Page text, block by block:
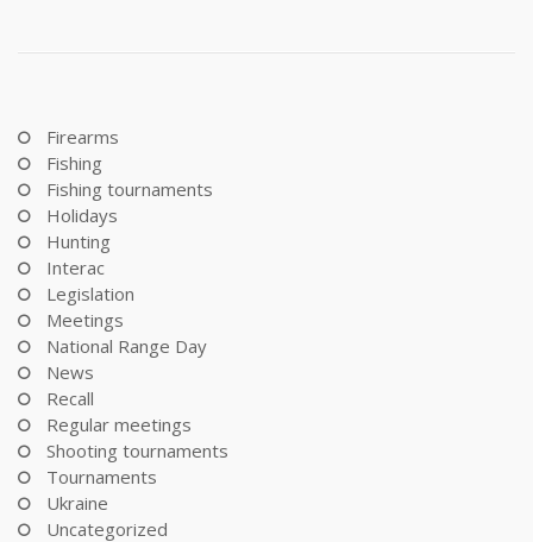
Firearms
Fishing
Fishing tournaments
Holidays
Hunting
Interac
Legislation
Meetings
National Range Day
News
Recall
Regular meetings
Shooting tournaments
Tournaments
Ukraine
Uncategorized